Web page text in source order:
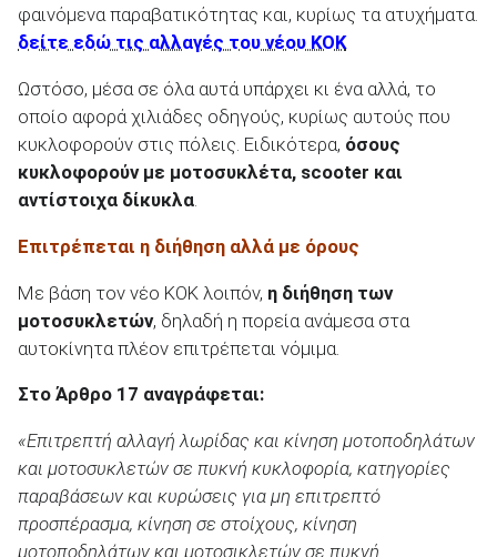
φαινόμενα παραβατικότητας και, κυρίως τα ατυχήματα.
δείτε εδώ τις αλλαγές του νέου ΚΟΚ
Ωστόσο, μέσα σε όλα αυτά υπάρχει κι ένα αλλά, το
οποίο αφορά χιλιάδες οδηγούς, κυρίως αυτούς που
κυκλοφορούν στις πόλεις. Ειδικότερα, όσους
κυκλοφορούν με μοτοσυκλέτα, scooter και
αντίστοιχα δίκυκλα
Επιτρέπεται η διήθηση αλλά με όρους
Με βάση τον νέο ΚΟΚ λοιπόν, η διήθηση των
μοτοσυκλετών, δηλαδή η πορεία ανάμεσα στα
αυτοκίνητα πλέον επιτρέπεται νόμιμα.
Στο Άρθρο 17 αναγράφεται:
«Επιτρεπτή αλλαγή λωρίδας και κίνηση μοτοποδηλάτων
και μοτοσυκλετών σε πυκνή κυκλοφορία, κατηγορίες
παραβάσεων και κυρώσεις για μη επιτρεπτό
προσπέρασμα, κίνηση σε στοίχους, κίνηση
μοτοποδηλάτων και μοτοσικλετών σε πυκνή